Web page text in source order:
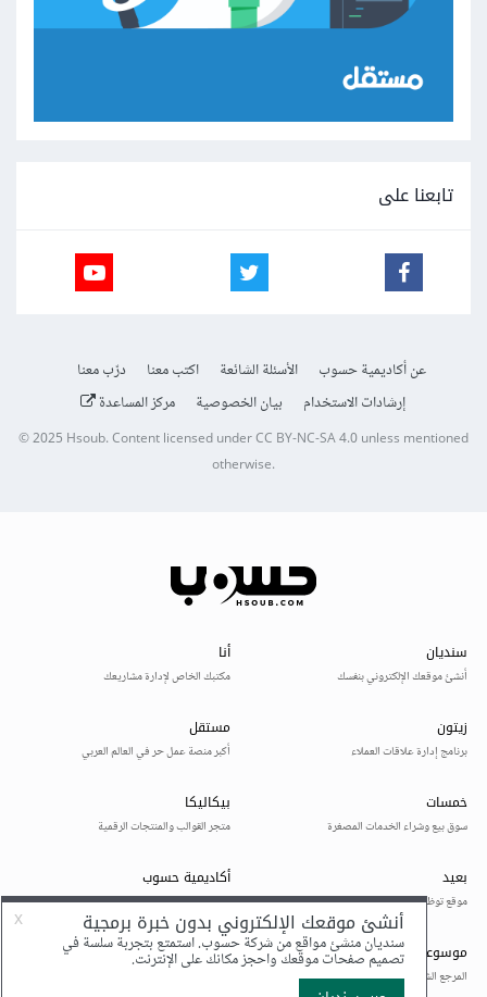
تابعنا على
عن أكاديمية حسوب الأسئلة الشائعة اكتب معنا
درّب معنا
إرشادات الاستخدام
بيان الخصوصية مركز المساعدة
© 2025Hsoub.Content licensed underCC BY-NC-SA 4.0unless mentioned
otherwise.